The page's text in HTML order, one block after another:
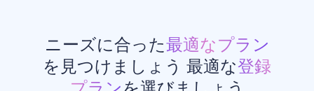
ニーズに合った最適なプラン
を見つけましょう 最適な登録